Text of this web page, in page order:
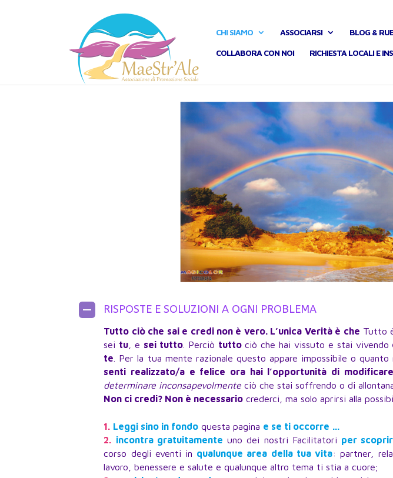
CHI SIAMO ASSOCIARSI BLOG &
COLLABORA CON NOI RICHIESTA LOCALI E
RISPOSTE E SOLUZIONI A OGNI PROBLEMA
Tutto ciò che sai e credi non è vero. L’unica Verità è che Tutto
sei tu , e sei tutto. Perciò tuttociò che hai vissuto e stai vivendo
te . Per la tua mente razionale questo appare impossibile o quanto
senti realizzato/a e felice ora hai l’opportunità di
determinare inconsapevolmente ciò che stai soffrendo o di
Non ci credi? Non è necessario crederci, ma solo aprirsi alla
1. Leggi sino in fondo questa pagina e se ti occorre …
2. incontra gratuitamente uno dei nostri Facilitatori per
corso degli eventi in qualunque area della tua vita: partner,
lavoro, benessere e salute e qualunque altro tema ti stia a cuore;